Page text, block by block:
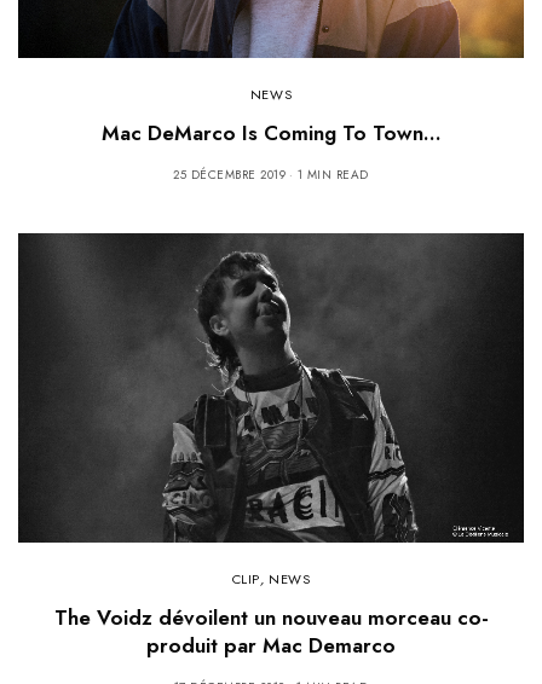
NEWS
Mac DeMarco Is Coming To Town…
25 DÉCEMBRE 2019 1 MIN READ
CLIP, NEWS
The Voidz dévoilent un nouveau morceau co-
produit par Mac Demarco